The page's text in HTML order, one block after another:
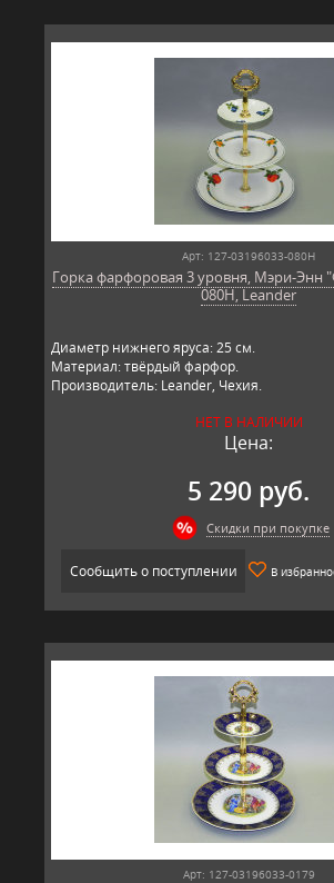
Арт: 127-03196033-080H
Горка фарфоровая 3 уровня, Мэри-Энн
080H, Leander
Диаметр нижнего яруса: 25 см.
Материал: твёрдый фарфор.
Производитель: Leander, Чехия.
НЕТ В НАЛИЧИИ
Цена:
5 290 руб.
Скидки при покупке
Сообщить о поступлении В
Арт: 127-03196033-0179